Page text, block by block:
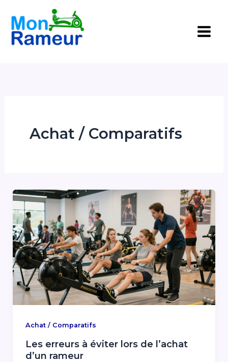
contenu
Achat / Comparatifs
Achat / Comparatifs
Les erreurs à éviter lors de l’achat
d’un rameur